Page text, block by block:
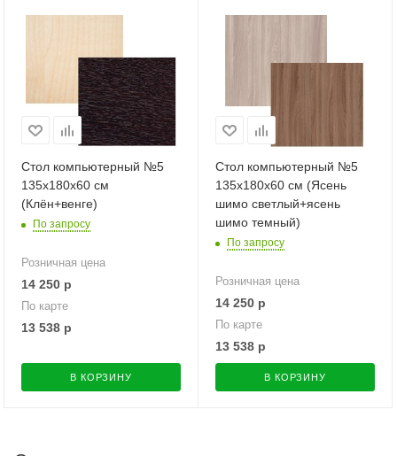
Стол компьютерный №5
135х180х60 см
(Клён+венге)
По запросу
Розничная цена
14 250 р
По карте
13 538 р
В КОРЗИНУ
Стол компьютерный №5
135х180х60 см (Ясень
шимо светлый+ясень
шимо темный)
По запросу
Розничная цена
14 250 р
По карте
13 538 р
В КОРЗИНУ